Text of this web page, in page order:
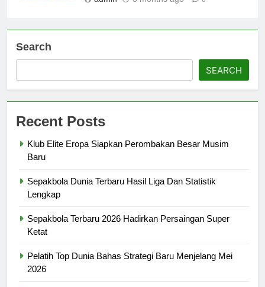
Search
SEARCH
Recent Posts
Klub Elite Eropa Siapkan Perombakan Besar Musim
Baru
Sepakbola Dunia Terbaru Hasil Liga Dan Statistik
Lengkap
Sepakbola Terbaru 2026 Hadirkan Persaingan Super
Ketat
Pelatih Top Dunia Bahas Strategi Baru Menjelang Mei
2026